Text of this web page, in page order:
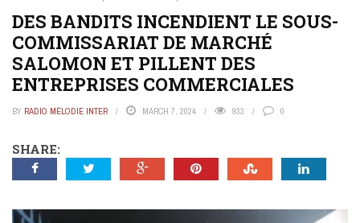
DES BANDITS INCENDIENT LE SOUS-
COMMISSARIAT DE MARCHÉ
SALOMON ET PILLENT DES
ENTREPRISES COMMERCIALES
BY RADIO MÉLODIE INTER MARCH 7, 2024 933 0
SHARE: